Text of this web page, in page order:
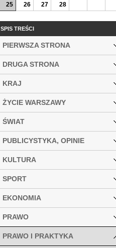
25
26 27 28
SPIS TREŚCI
PIERWSZA STRONA
DRUGA STRONA
KRAJ
ŻYCIE WARSZAWY
ŚWIAT
PUBLICYSTYKA, OPINIE
KULTURA
SPORT
EKONOMIA
PRAWO
PRAWO I PRAKTYKA